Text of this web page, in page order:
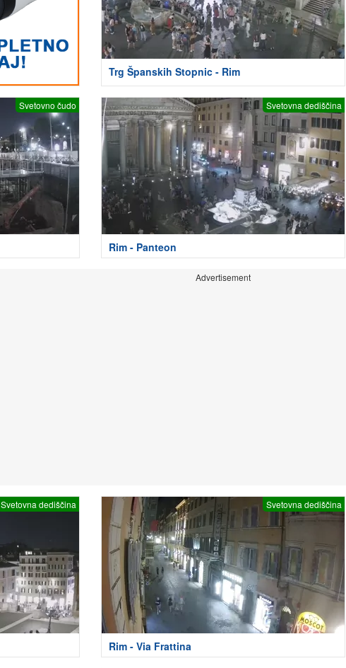
Trg Španskih Stopnic - Rim
Svetovno čudo Svetovna dediščina
Rim - Panteon
Advertisement
Svetovna dediščina Svetovna dediščina
Rim - Via Frattina